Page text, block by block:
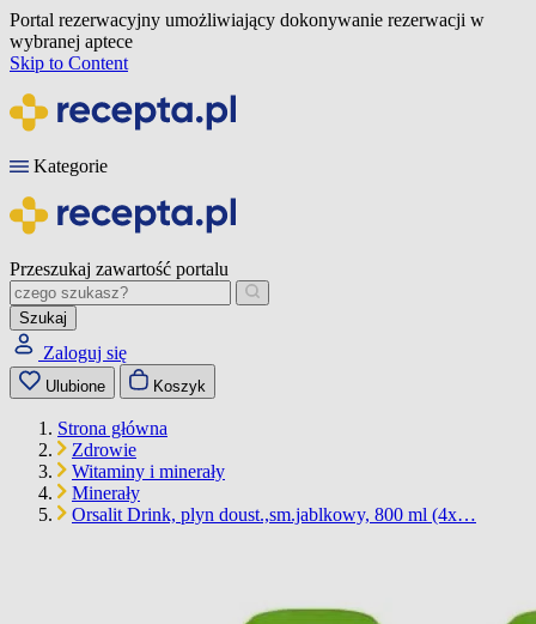
Portal rezerwacyjny umożliwiający dokonywanie rezerwacji w
wybranej aptece
Skip to Content
Kategorie
Przeszukaj zawartość portalu
Szukaj
Zaloguj się
Ulubione Koszyk
Strona główna
Zdrowie
Witaminy i minerały
Minerały
Orsalit Drink, plyn doust.,sm.jablkowy, 800 ml (4x…